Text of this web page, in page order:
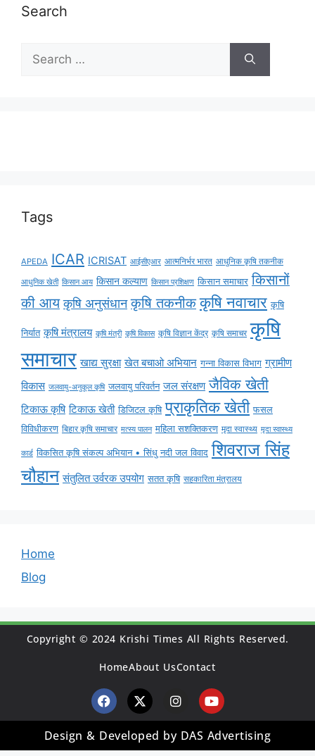
Search
Tags
APEDA ICAR ICRISAT आईसीएआर आत्मनिर्भर भारत आधुनिक कृषि तकनीक
आधुनिक खेती किसान आय किसान कल्याण किसान प्रशिक्षण किसान समाचार किसानों
की आय कृषि अनुसंधान कृषि तकनीक कृषि नवाचार कृषि
निर्यात कृषि मंत्रालय कृषि मंत्री कृषि विकास कृषि विज्ञान केंद्र कृषि समाचर कृषि
समाचार खाद्य सुरक्षा खेत बचाओ अभियान गन्ना विकास विभाग ग्रामीण
विकास जलवायु-अनुकूल कृषि जलवायु परिवर्तन जल संरक्षण जैविक खेती
टिकाऊ कृषि टिकाऊ खेती डिजिटल कृषि प्राकृतिक खेती फसल
विविधीकरण बिहार कृषि समाचार मत्स्य पालन महिला सशक्तिकरण मृदा स्वास्थ्य मृदा स्वास्थ्य
कार्ड विकसित कृषि संकल्प अभियान • सिंधु नदी जल विवाद शिवराज सिंह
चौहान संतुलित उर्वरक उपयोग सतत कृषि सहकारिता मंत्रालय
Home
Blog
Copyright © 2024 Krishi Times All Rights Reserved.
HomeAbout UsContact
Design & Developed by DAS Advertising